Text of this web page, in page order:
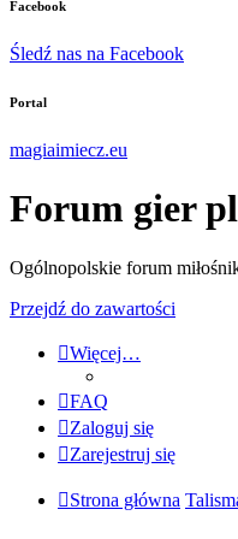
Facebook
Śledź nas na Facebook
Portal
magiaimiecz.eu
Forum gier
Ogólnopolskie forum
Przejdź do zawartości
Więcej…
FAQ
Zaloguj się
Zarejestruj się
Strona główna